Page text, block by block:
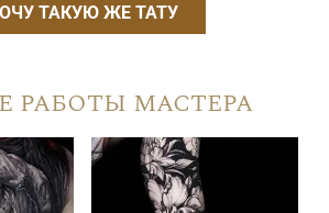
ТАКУЮ ЖЕ ТАТУ
работы мастера